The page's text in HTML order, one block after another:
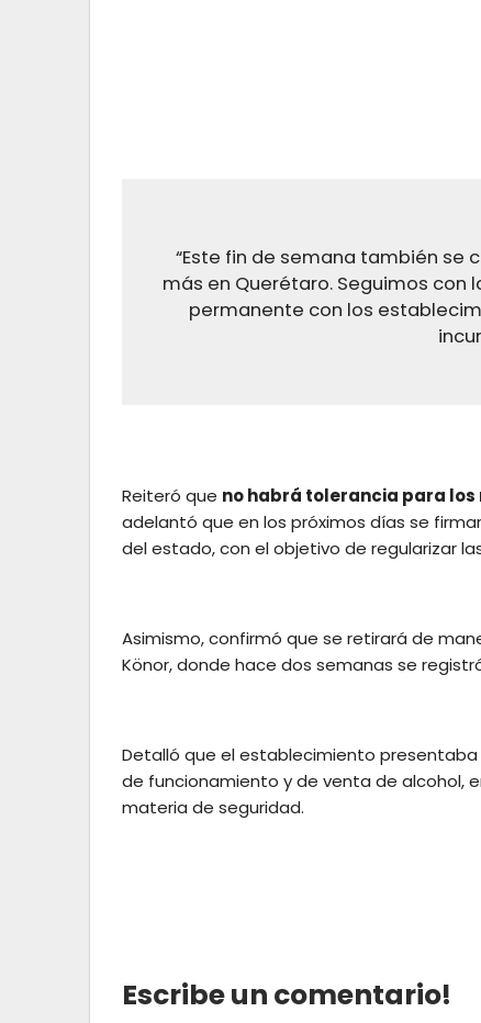
“Este fin de semana también se
más en Querétaro. Seguimos con
permanente con los
Reiteró que no habrá tolerancia para
adelantó que en los próximos días se
del estado, con el objetivo de regularizar
Asimismo, confirmó que se retirará de
Könor, donde hace dos semanas se
Detalló que el establecimiento
de funcionamiento y de venta de alcohol,
materia de seguridad.
Escribe un comentario!